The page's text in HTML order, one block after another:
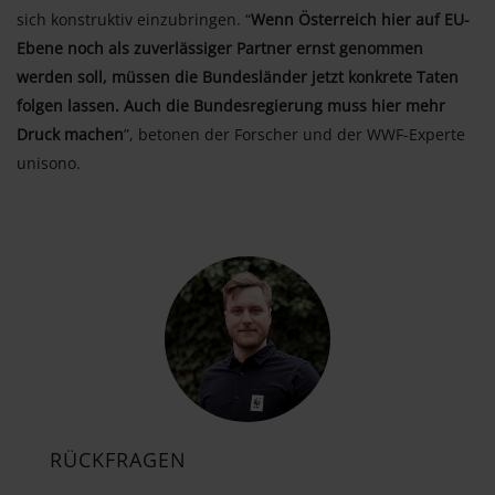
sich konstruktiv einzubringen. “Wenn Österreich hier auf EU-
Ebene noch als zuverlässiger Partner ernst genommen
werden soll, müssen die Bundesländer jetzt konkrete Taten
folgen lassen. Auch die Bundesregierung muss hier mehr
Druck machen”, betonen der Forscher und der WWF-Experte
unisono.
RÜCKFRAGEN